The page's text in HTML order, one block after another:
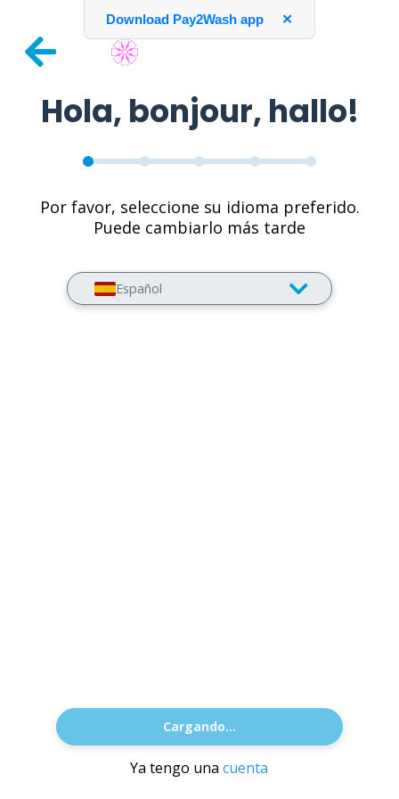
Download Pay2Wash app ✕
Hola, bonjour, hallo!
Por favor, seleccione su idioma preferido.
Puede cambiarlo más tarde
Español
Cargando...
Ya tengo unacuenta